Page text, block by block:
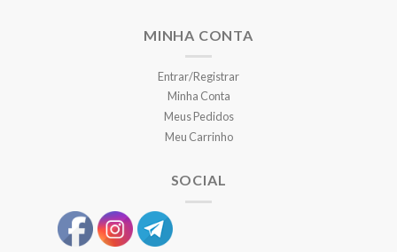
MINHA CONTA
Entrar/Registrar
Minha Conta
Meus Pedidos
Meu Carrinho
SOCIAL